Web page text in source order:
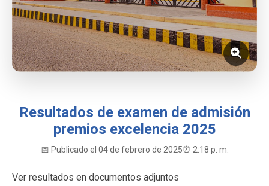
Resultados de examen de admisión
premios excelencia 2025
📅 Publicado el 04 de febrero de 2025⏰ 2:18 p. m.
Ver resultados en documentos adjuntos